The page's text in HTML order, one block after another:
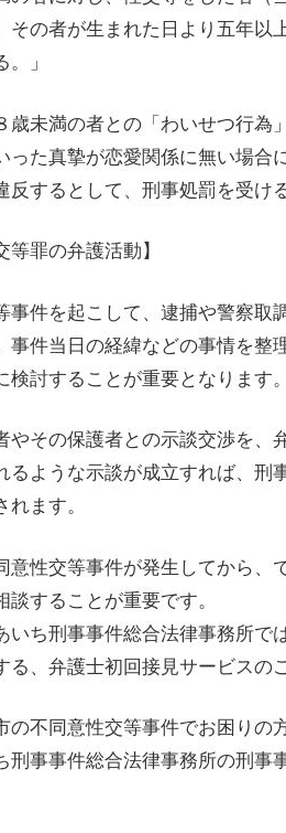
その者が生まれた日より五年
」
歳未満の者との「わいせつ行
った真摯が恋愛関係に無い場
反するとして、刑事処罰を受け
等罪の弁護活動】
事件を起こして、逮捕や警察
事件当日の経緯などの事情を
検討することが重要となります。
やその保護者との示談交渉を
るような示談が成立すれば、刑
ます。
意性交等事件が発生してから
することが重要です。
いち刑事事件総合法律事務所
る、弁護士初回接見サービスの
の不同意性交等事件でお困り
刑事事件総合法律事務所の刑事